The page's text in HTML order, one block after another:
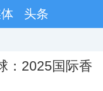
头条
：2025国际香